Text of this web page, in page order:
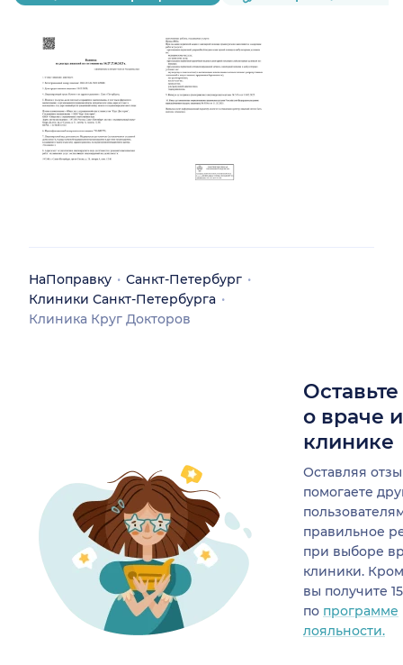
НаПоправку
Санкт-Петербург
Клиники Санкт-Петербурга
Клиника Круг Докторов
о враче
клинике
Оставляя
помогаете
правильное
при выборе
клиники.
вы получите
по программе
лояльности.